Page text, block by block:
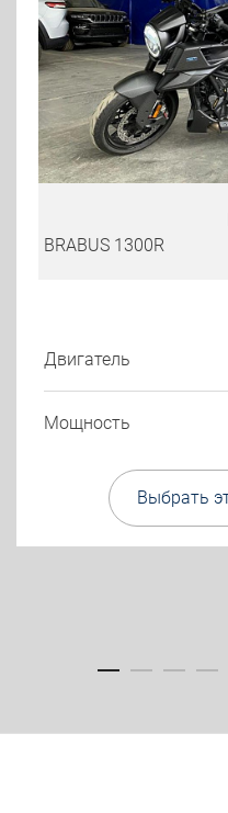
BRABUS 1300R
Двигатель
Мощность
Выбрать